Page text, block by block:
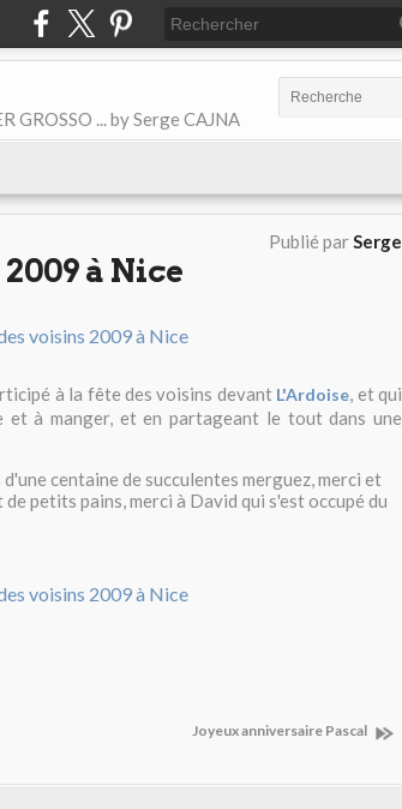
... by Serge CAJNA
Publié parSerge
à Nice
à la fête des voisins devant L'Ardoise, et qui
à manger, et en partageant le tout dans une
centaine de succulentes merguez, merci et
petits pains, merci à David qui s'est occupé du
Joyeux anniversaire Pascal